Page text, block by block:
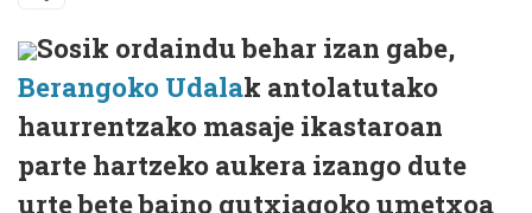
Sosik ordaindu behar izan gabe,
Berangoko Udalak antolatutako
haurrentzako masaje ikastaroan
parte hartzeko aukera izango dute
urte bete baino gutxiagoko umetxoa